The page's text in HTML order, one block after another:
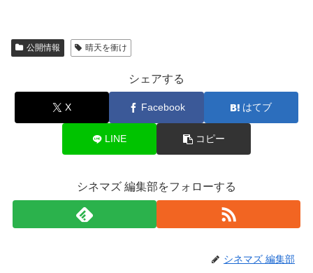
公開情報 晴天を衝け
シェアする
X Facebook はてブ
LINE コピー
シネマズ 編集部をフォローする
シネマズ 編集部